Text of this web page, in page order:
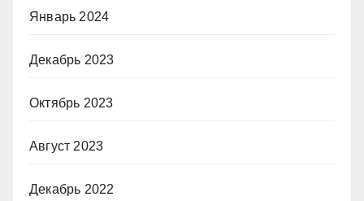
Январь 2024
Декабрь 2023
Октябрь 2023
Август 2023
Декабрь 2022